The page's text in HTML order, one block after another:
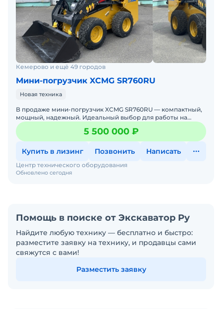
Кемерово и ещё 49 городов
Мини-погрузчик XCMG SR760RU
Новая техника
В продаже мини-погрузчик XCMG SR760RU — компактный,
мощный, надежный. Идеальный выбор для работы на
стройке, в коммунальном хозяйстве, на складах и фермах.
XCMG
5 500 000 ₽
Купить в лизинг Позвонить Написать
Обновлено сегодня
Центр технического оборудования
Помощь в поиске от Экскаватор Ру
Найдите любую технику — бесплатно и быстро:
разместите заявку на технику, и продавцы сами
свяжутся с вами!
Разместить заявку